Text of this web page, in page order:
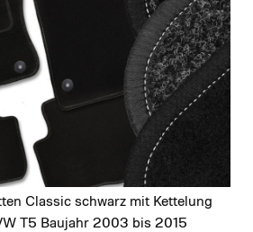
Classic schwarz mit Kettelung
T5 Baujahr 2003 bis 2015